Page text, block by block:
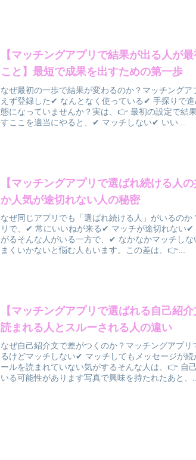
【マッチングアプリで結果が出る人が
こと】最短で成果を出すための第一歩
なぜ最初の一歩で結果が変わるのか？マッチング
えず登録した✔ なんとなく使っている✔ 手探りで
態になっていませんか？実は、👉 最初の設定で結
すここを適当にやると、✔ マッチしない✔ いい...
【マッチングアプリで選ばれ続ける人
か人気が途切れない人の秘密
なぜ同じアプリでも「選ばれ続ける人」がいるのか
リで、✔ 常にいいねが来る✔ マッチが途切れない✔
がるそんな人がいる一方で、✔ なかなかマッチし
まくいかないと悩む人もいます。この差は、👉...
【マッチングアプリで選ばれる自己紹介
読まれる人とスルーされる人の違い
なぜ自己紹介文で差がつくのか？マッチングアプ
るけどマッチしない✔ マッチしてもメッセージが
ールを読まれていない気がするそんな人は、👉 自
いる可能性があります写真で興味を持たれたあと、...